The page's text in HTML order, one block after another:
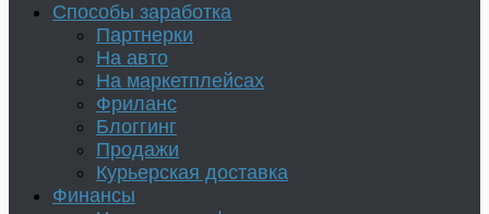
Способы заработка
Партнерки
На авто
На маркетплейсах
Фриланс
Блоггинг
Продажи
Курьерская доставка
Финансы